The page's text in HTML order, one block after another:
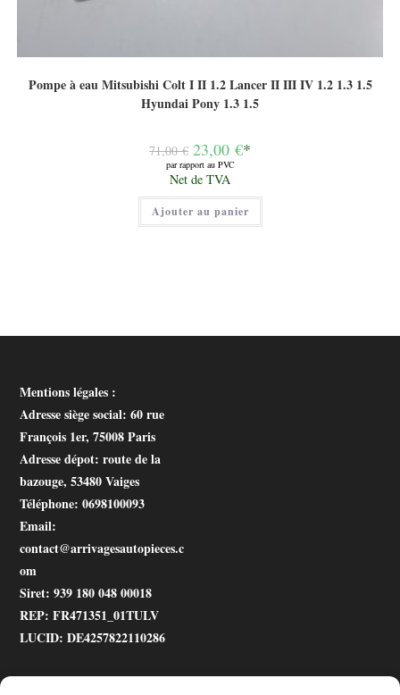
Pompe à eau Mitsubishi Colt I II 1.2 Lancer II III IV 1.2 1.3 1.5
Hyundai Pony 1.3 1.5
71,00€ Le
prix
initial
était :
71,00 €.
23,00 €*
par rapport au PVC
Le
prix
actuel
est :
23,00 €.
Net de TVA
Ajouter au panier
Mentions légales :
Adresse siège social: 60 rue
François 1er, 75008 Paris
Adresse dépot: route de la
bazouge, 53480 Vaiges
Téléphone: 0698100093
Email:
contact@arrivagesautopieces.c
om
Siret: 939 180 048 00018
REP: FR471351_01TULV
LUCID: DE4257822110286